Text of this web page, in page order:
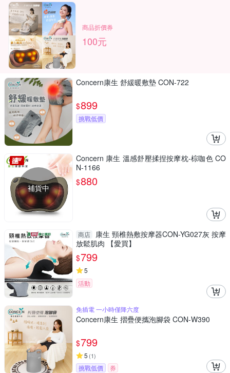
商品折價券
100元
Concern康生 舒緩暖敷墊 CON-722
$899
挑戰低價
補貨中
Concern 康生 溫感舒壓揉捏按摩枕-棕咖色 CO
N-1166
$880
商店
康生 頸椎熱敷按摩器CON-YG027灰 按摩
放鬆肌肉 【愛買】
$799
5
活動
免插電 一小時僅降六度
Concern康生 摺疊便攜泡腳袋 CON-W390
$799
5 (1)
挑戰低價 券